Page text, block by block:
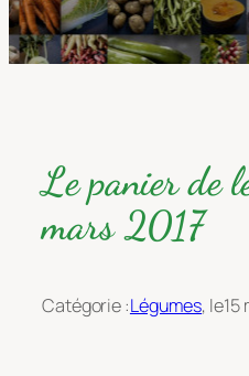
Le panier de
mars 2017
Catégorie :Légumes, le15